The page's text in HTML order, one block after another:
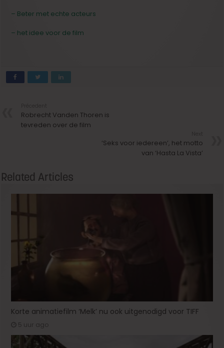
– Beter met echte acteurs
– het idee voor de film
Robrecht Vanden Thoren is
tevreden over de film
‘Seks voor iedereen’, het motto
van ‘Hasta La Vista’
Related Articles
Korte animatiefilm ‘Melk’ nu ook uitgenodigd voor TIFF
5 uur ago